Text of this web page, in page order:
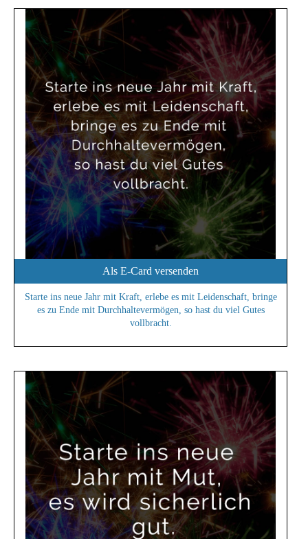
Als E-Card versenden
Starte ins neue Jahr mit Kraft, erlebe es mit Leidenschaft, bringe
es zu Ende mit Durchhaltevermögen, so hast du viel Gutes
vollbracht.